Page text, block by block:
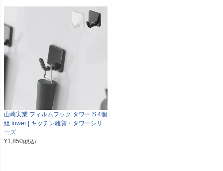
山崎実業 フィルムフック タワー S 4個
組 tower | キッチン雑貨・タワーシリ
ーズ
¥1,850(税込)